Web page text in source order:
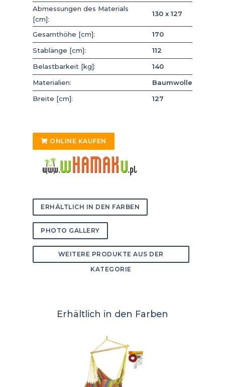
Abmessungen des Materials
[cm]:
130 x 127
Gesamthöhe [cm]:
170
Stablänge [cm]:
112
Belastbarkeit [kg]:
140
Materialien:
Baumwolle
Breite [cm]:
127
ONLINE KAUFEN
ERHÄLTLICH IN DEN FARBEN
PHOTO GALLERY
WEITERE PRODUKTE AUS DER
KATEGORIE
Erhältlich in den Farben